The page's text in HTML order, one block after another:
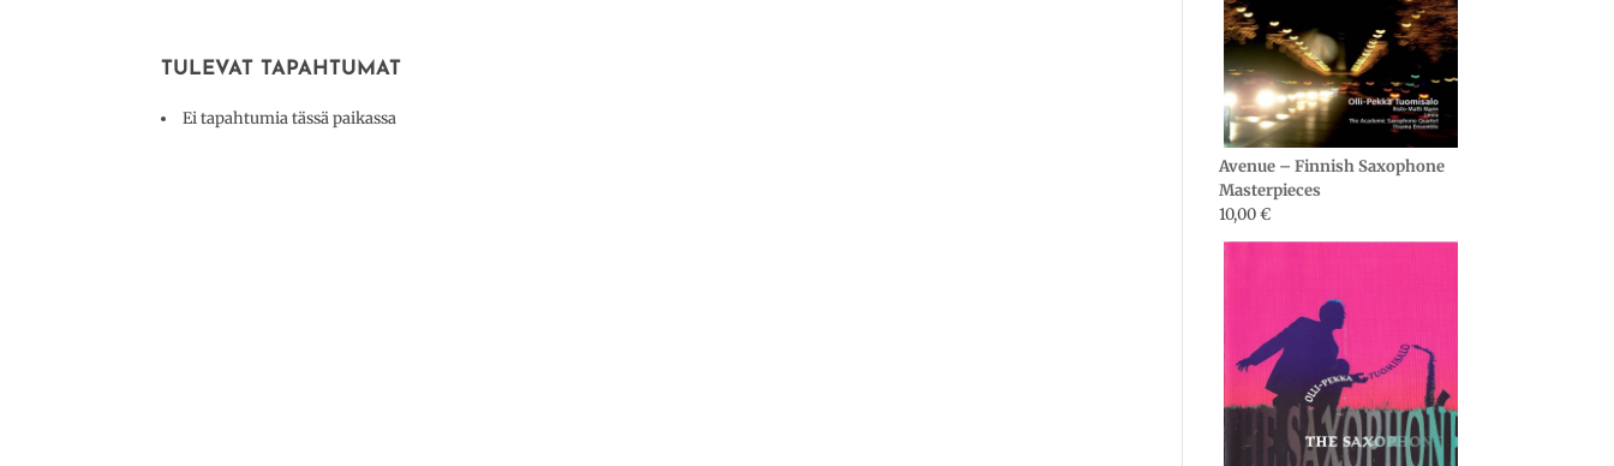
TULEVAT TAPAHTUMAT
Ei tapahtumia tässä paikassa
Avenue – Finnish Saxophone
Masterpieces
10,00€